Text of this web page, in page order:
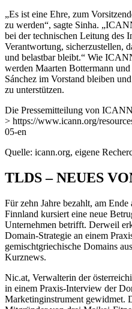
„Es ist eine Ehre, zum
zu werden“, sagte Sinha.
bei der technischen Leitung des
Verantwortung, sicherzustellen,
und belastbar bleibt.“ Wie
werden Maarten Bottermann
Sánchez im Vorstand bleiben
zu unterstützen.
Die Pressemitteilung von
> https://www.icann.org/
05-en
Quelle: icann.org, eigene
TLDS – NEUES
Für zehn Jahre bezahlt, am
Finnland kursiert eine neue
Unternehmen betrifft. Derweil
Domain-Strategie an einem
gemischtgriechische Domains
Kurznews.
Nic.at, Verwalterin der
in einem Praxis-Interview der
Marketinginstrument gewidmet.